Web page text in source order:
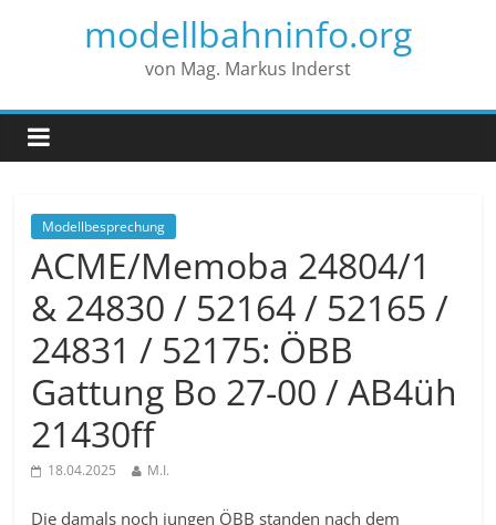
modellbahninfo.org
von Mag. Markus Inderst
Modellbesprechung
ACME/Memoba 24804/1
& 24830 / 52164 / 52165 /
24831 / 52175: ÖBB
Gattung Bo 27-00 / AB4üh
21430ff
18.04.2025 M.I.
Die damals noch jungen ÖBB standen nach dem